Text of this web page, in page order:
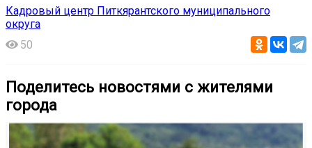
Кадровый центр Питкярантского муниципального
округа
50
Поделитесь новостями с жителями
города